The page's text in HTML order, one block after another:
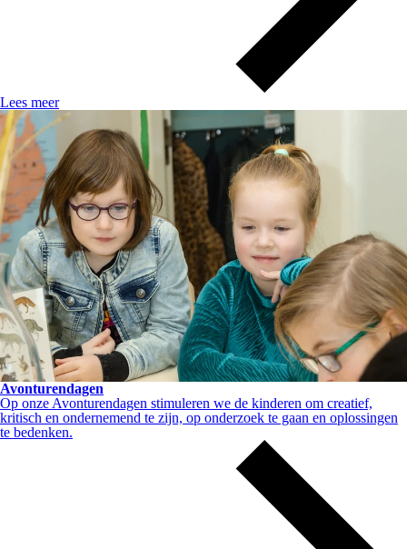
Lees meer
Avonturendagen
Op onze Avonturendagen stimuleren we de kinderen om creatief,
kritisch en ondernemend te zijn, op onderzoek te gaan en oplossingen
te bedenken.